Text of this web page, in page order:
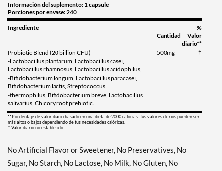
Información del suplemento: 1 capsule
Porciones por envase: 240
Ingrediente
Cantidad
%
Valor
diario**
Probiotic Blend (20 billion CFU)
500mg
†
-Lactobacillus plantarum, Lactobacillus casei,
Lactobacillus rhamnosus, Lactobacillus acidophilus,
-Bifidobacterium longum, Lactobacillus paracasei,
Bifidobacterium lactis, Streptococcus
-thermophilus, Bifidobacterium breve, Lactobacillus
salivarius, Chicory root prebiotic.
**Pordentaje de valor diario basado en una dieta de 2000 calorias. Tus valores diarios pueden ser
más altos o bajos dependiendo de tus necesidades calóricas.
† Valor diario no establecido.
No Artificial Flavor or Sweetener, No Preservatives, No
Sugar, No Starch, No Lactose, No Milk, No Gluten, No